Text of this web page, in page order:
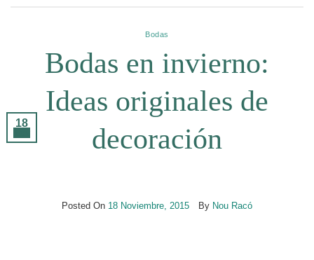
Bodas
Bodas en invierno:
Ideas originales de
decoración
Posted On 18 Noviembre, 2015 By Nou Racó
18